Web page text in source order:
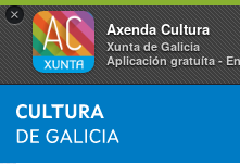
×
Axenda Cultura
Xunta de Galicia
Aplicación gratuíta -
INICIO